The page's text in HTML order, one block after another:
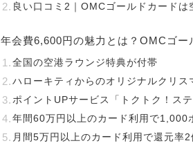
良い口コミ2｜OMCゴールドカードは
年会費6,600円の魅力とは？OMCゴー
全国の空港ラウンジ特典が付帯
ハローキティからのオリジナルクリス
ポイントUPサービス「トクトク！ス
年間60万円以上のカード利用で1,000
月間5万円以上のカード利用で還元率2